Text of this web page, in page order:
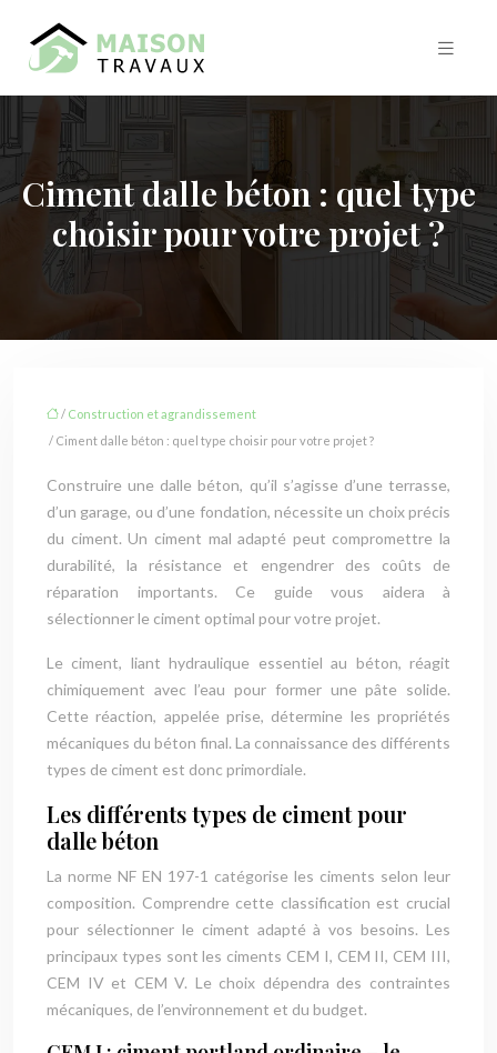
Ciment dalle béton : quel type
choisir pour votre projet ?
/ Construction et agrandissement
/ Ciment dalle béton : quel type choisir pour votre projet ?
Construire une dalle béton, qu’il s’agisse d’une terrasse,
d’un garage, ou d’une fondation, nécessite un choix précis
du ciment. Un ciment mal adapté peut compromettre la
durabilité, la résistance et engendrer des coûts de
réparation importants. Ce guide vous aidera à
sélectionner le ciment optimal pour votre projet.
Le ciment, liant hydraulique essentiel au béton, réagit
chimiquement avec l’eau pour former une pâte solide.
Cette réaction, appelée prise, détermine les propriétés
mécaniques du béton final. La connaissance des différents
types de ciment est donc primordiale.
Les différents types de ciment pour
dalle béton
La norme NF EN 197-1 catégorise les ciments selon leur
composition. Comprendre cette classification est crucial
pour sélectionner le ciment adapté à vos besoins. Les
principaux types sont les ciments CEM I, CEM II, CEM III,
CEM IV et CEM V. Le choix dépendra des contraintes
mécaniques, de l’environnement et du budget.